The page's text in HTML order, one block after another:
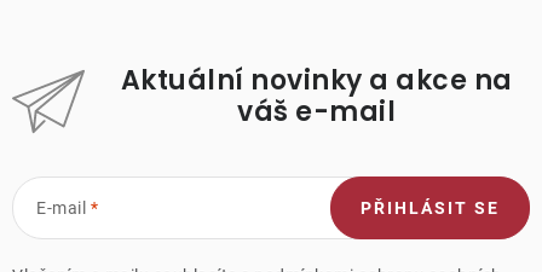
Aktuální novinky a akce na
váš e-mail
E-mail PŘIHLÁSIT SE